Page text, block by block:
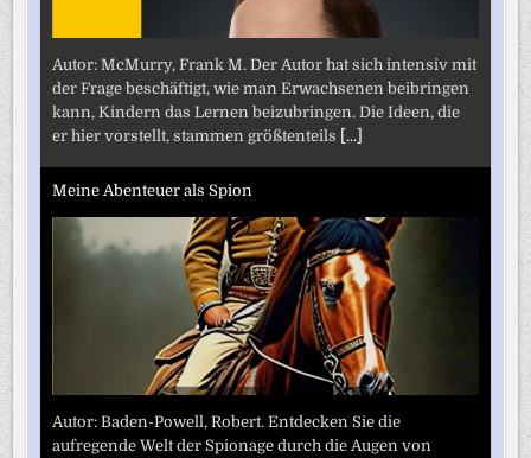
Autor: McMurry, Frank M. Der Autor hat sich intensiv mit
der Frage beschäftigt, wie man Erwachsenen beibringen
kann, Kindern das Lernen beizubringen. Die Ideen, die
er hier vorstellt, stammen größtenteils
[...]
Meine Abenteuer als Spion
Autor: Baden-Powell, Robert. Entdecken Sie die
aufregende Welt der Spionage durch die Augen von